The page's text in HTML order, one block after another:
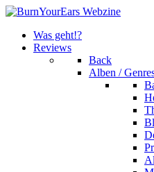
Was geht!?
Reviews
Back
Alben /